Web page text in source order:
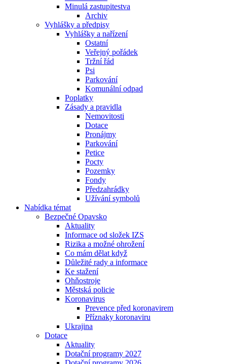
Minulá zastupitestva
Archiv
Vyhlášky a předpisy
Vyhlášky a nařízení
Ostatní
Veřejný pořádek
Tržní řád
Psi
Parkování
Komunální odpad
Poplatky
Zásady a pravidla
Nemovitosti
Dotace
Pronájmy
Parkování
Petice
Pocty
Pozemky
Fondy
Předzahrádky
Užívání symbolů
Nabídka témat
Bezpečné Opavsko
Aktuality
Informace od složek IZS
Rizika a možné ohrožení
Co mám dělat když
Důležité rady a informace
Ke stažení
Ohňostroje
Městská policie
Koronavirus
Prevence před koronavirem
Příznaky koronaviru
Ukrajina
Dotace
Aktuality
Dotační programy 2027